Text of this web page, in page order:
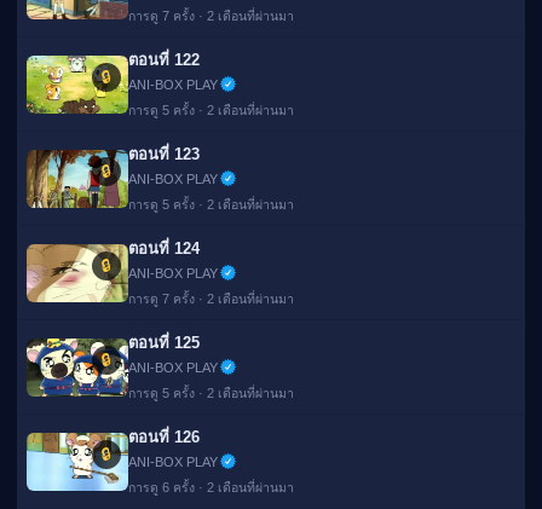
การดู 7 ครั้ง · 2 เดือนที่ผ่านมา
🔒
ตอนที่ 122
ANI-BOX PLAY
การดู 5 ครั้ง · 2 เดือนที่ผ่านมา
🔒
ตอนที่ 123
ANI-BOX PLAY
การดู 5 ครั้ง · 2 เดือนที่ผ่านมา
🔒
ตอนที่ 124
ANI-BOX PLAY
การดู 7 ครั้ง · 2 เดือนที่ผ่านมา
🔒
ตอนที่ 125
ANI-BOX PLAY
การดู 5 ครั้ง · 2 เดือนที่ผ่านมา
🔒
ตอนที่ 126
ANI-BOX PLAY
การดู 6 ครั้ง · 2 เดือนที่ผ่านมา